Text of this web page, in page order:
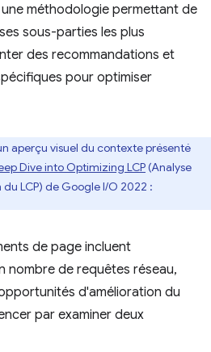
méthodologie permettant de
sous-parties les plus
des recommandations et
pour optimiser
aperçu visuel du contexte présenté
Dive into Optimizing LCP(Analyse
LCP) de Google I/O 2022 :
de page incluent
nombre de requêtes réseau,
d'amélioration du
par examiner deux